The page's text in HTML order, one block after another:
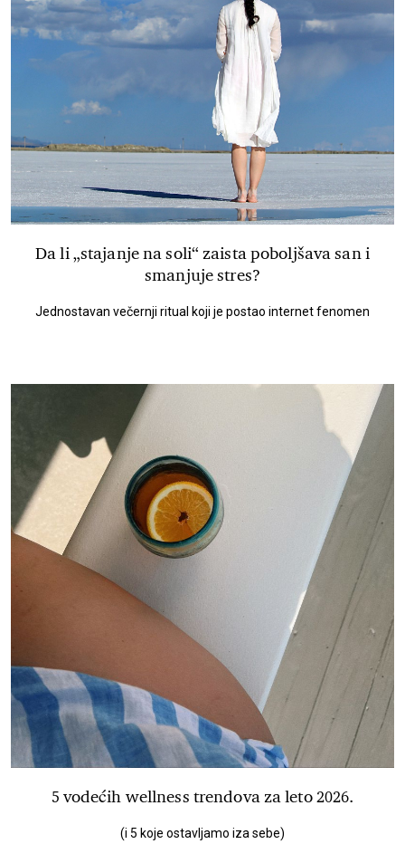
Da li „stajanje na soli“ zaista poboljšava san i
smanjuje stres?
Jednostavan večernji ritual koji je postao internet fenomen
5 vodećih wellness trendova za leto 2026.
(i 5 koje ostavljamo iza sebe)